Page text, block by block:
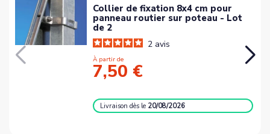
Collier de fixation 8x4 cm pour
panneau routier sur poteau - Lot
de 2
2 avis
À partir de
7,50 €
Livraisondès le 20/08/2026